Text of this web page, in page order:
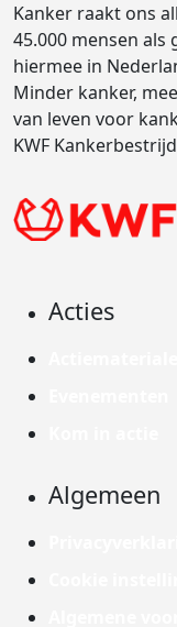
Kanker raakt ons
45.000 mensen als
hiermee in
Minder kanker,
van leven voor
KWF
Acties
Algemeen